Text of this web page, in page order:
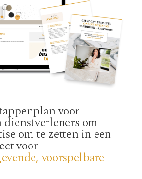
voor
dienstverleners om
om te zetten in een
voor
voorspelbare